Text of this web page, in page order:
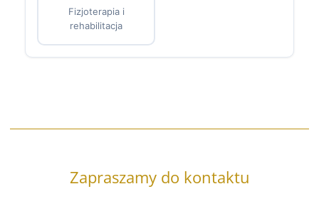
Fizjoterapia i
rehabilitacja
Zapraszamy do kontaktu